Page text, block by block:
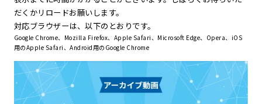
だくかリロードお願いします。
対応ブラウザーは、以下のとおりです。
Google Chrome、Mozilla Firefox、Apple Safari、Microsoft Edge、Opera、iOS
用のApple Safari、Android用のGoogle Chrome